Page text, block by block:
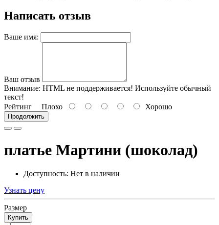
Написать отзыв
Ваше имя:
Ваш отзыв
Внимание: HTML не поддерживается! Используйте обычный
текст!
Рейтинг Плохо Хорошо
Продолжить
платье Мартини (шоколад)
Доступность: Нет в наличии
Узнать цену
Размер
Купить